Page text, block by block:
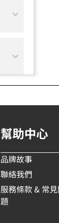
幫助中心
品牌故事
聯絡我們
服務條款 & 常
題